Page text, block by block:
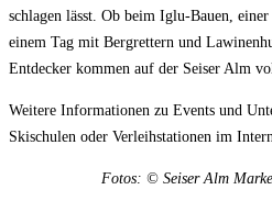
schlagen lässt. Ob beim Iglu-Bauen,
einem Tag mit Bergrettern und
Entdecker kommen auf der Seiser Alm
Weitere Informationen zu Events und
Skischulen oder Verleihstationen im
Fotos: © Seiser Alm